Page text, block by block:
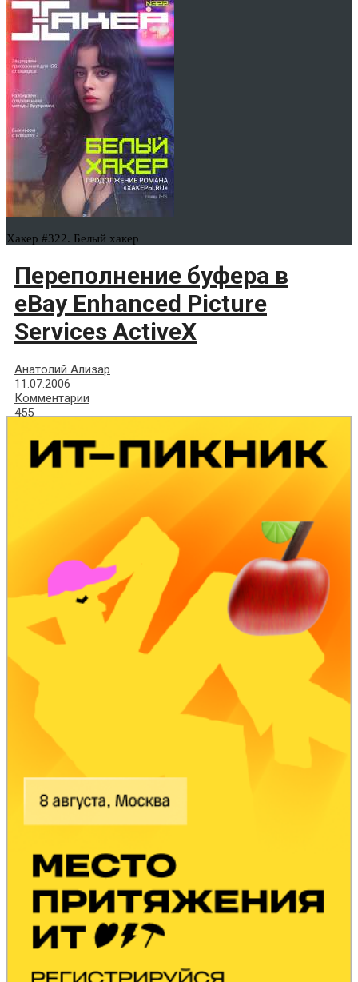
Хакер #322. Белый хакер
Переполнение буфера в
eBay Enhanced Picture
Services ActiveX
Анатолий Ализар
11.07.2006
Комментарии
455